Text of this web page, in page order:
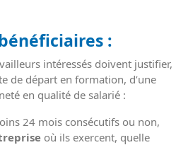
:
intéressés doivent justifier,
de départ en formation, d’une
en qualité de salarié :
24 mois consécutifs ou non,
où ils exercent, quelle